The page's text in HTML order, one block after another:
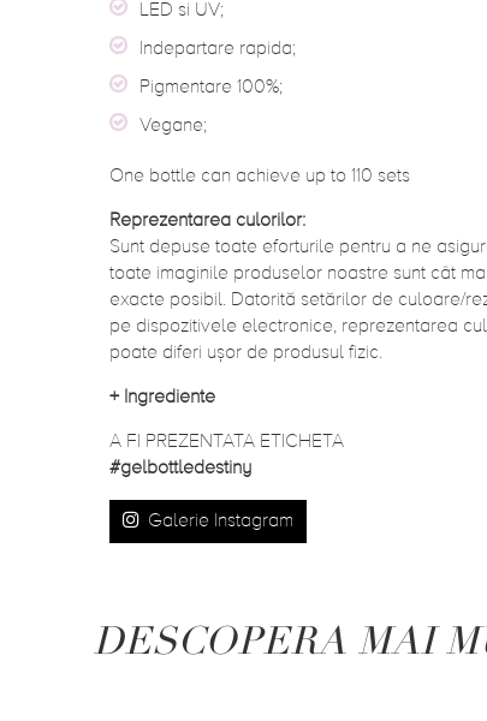
LED si UV;
Indepartare rapida;
Pigmentare 100%;
Vegane;
One bottle can achieve up to 110 sets
Reprezentarea culorilor:
Sunt depuse toate eforturile pentru a ne
toate imaginile produselor noastre sunt cât mai
exacte posibil. Datorită setărilor de culoare/
pe dispozitivele electronice, reprezentarea
poate diferi ușor de produsul fizic.
+ Ingrediente
A FI PREZENTATA ETICHETA
#gelbottledestiny
Galerie Instagram
DESCOPERA MAI